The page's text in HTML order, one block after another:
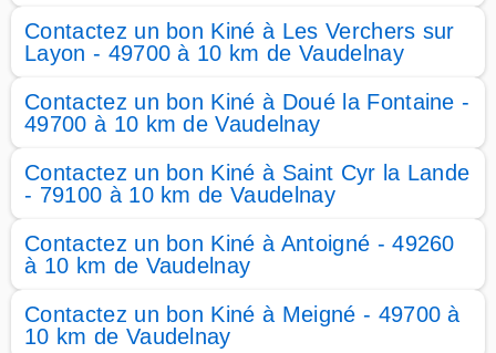
Contactez un bon Kiné à Les Verchers sur
Layon - 49700 à 10 km de Vaudelnay
Contactez un bon Kiné à Doué la Fontaine -
49700 à 10 km de Vaudelnay
Contactez un bon Kiné à Saint Cyr la Lande
- 79100 à 10 km de Vaudelnay
Contactez un bon Kiné à Antoigné - 49260
à 10 km de Vaudelnay
Contactez un bon Kiné à Meigné - 49700 à
10 km de Vaudelnay